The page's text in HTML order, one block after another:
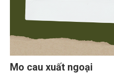
Mo cau xuất ngoại